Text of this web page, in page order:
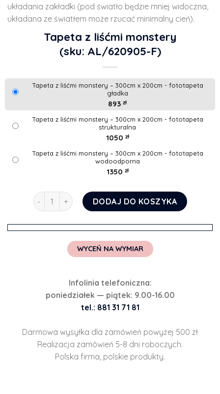
układania zakładki (pod światło będzie mniej widoczna,
układana ze światłem może rzucać minimalny cień).
Tapeta z liśćmi monstery
(sku: AL/620905-F)
Tapeta z liśćmi monstery – 300cm x 200cm - fototapeta
gładka
893 zł
Tapeta z liśćmi monstery – 300cm x 200cm - fototapeta
strukturalna
1050 zł
Tapeta z liśćmi monstery – 300cm x 200cm - fototapeta
wodoodporna
1350 zł
ilość Tapeta z liśćmi monstery
DODAJ DO KOSZYKA
WYCEŃ NA WYMIAR
Infolinia telefoniczna:
poniedziałek — piątek: 9.00-16.00
tel.: 881 31 71 81
Darmowa wysyłka dla zamówień powyżej 500 zł
Realizacja zamówień 5-8 dni roboczych.
Polska firma, polskie produkty.